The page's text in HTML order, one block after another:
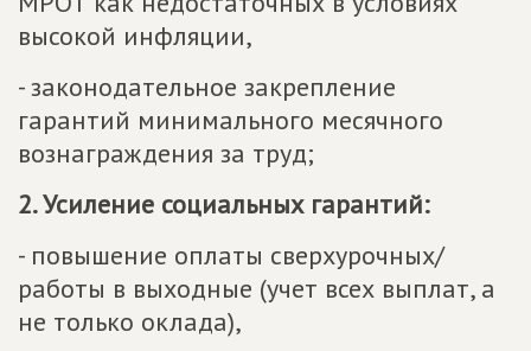
высокой инфляции,
- законодательное закрепление
гарантий минимального месячного
вознаграждения за труд;
2. Усиление социальных гарантий:
- повышение оплаты сверхурочных/
работы в выходные (учет всех выплат, а
не только оклада),